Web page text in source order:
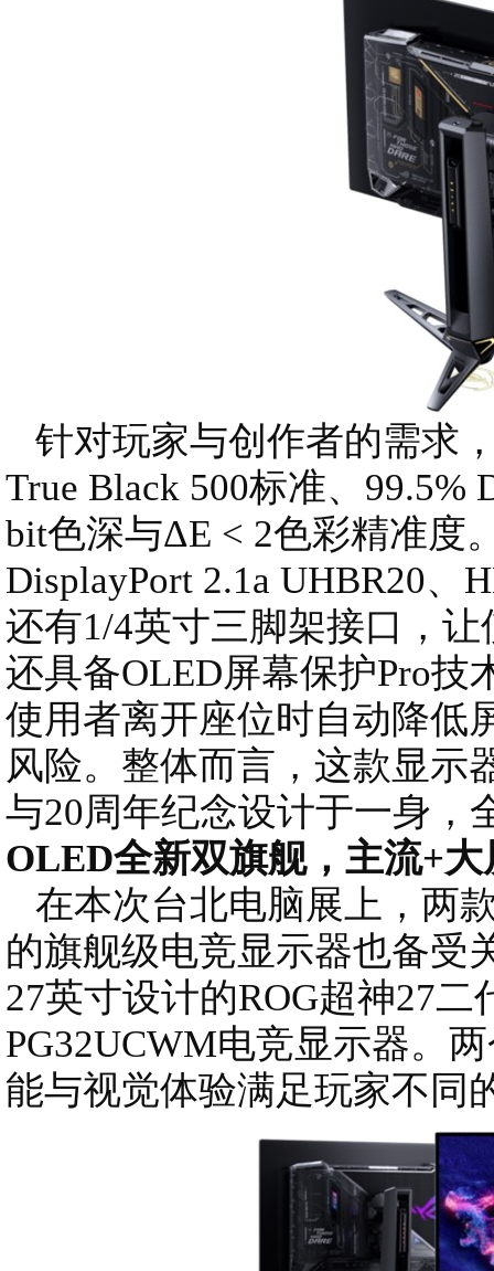
针对玩家与创作者的需求
True Black 500标准、99.5%
bit色深与ΔE < 2色彩精准度
DisplayPort 2.1a UHBR20
还有1/4英寸三脚架接口，
还具备OLED屏幕保护Pro技
使用者离开座位时自动降低
风险。整体而言，这款显示
与20周年纪念设计于一身，
OLED全新双旗舰，主流+
在本次台北电脑展上，两
的旗舰级电竞显示器也备受
27英寸设计的ROG超神27二
PG32UCWM电竞显示器。
能与视觉体验满足玩家不同